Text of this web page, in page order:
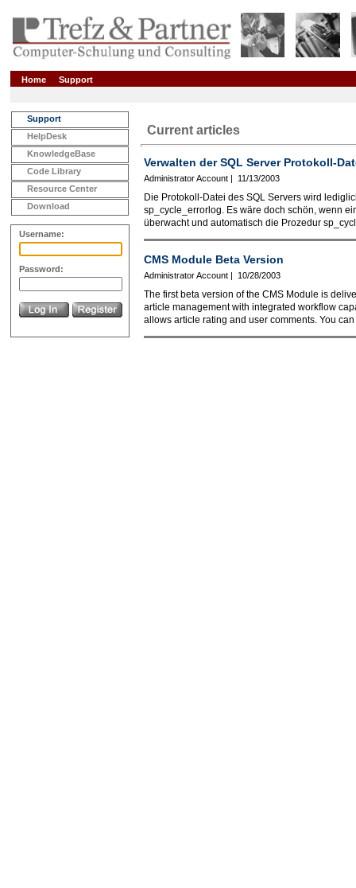
Home Support
Support
HelpDesk
KnowledgeBase
Code Library
Resource Center
Download
Username:
Password:
Current articles
Verwalten der SQL Server Protokoll-
Administrator Account | 11/13/2003
Die Protokoll-Datei des SQL Servers wird
sp_cycle_errorlog. Es wäre doch schön, wenn
überwacht und automatisch die Prozedur
CMS Module Beta Version
Administrator Account | 10/28/2003
The first beta version of the CMS Module is
article management with integrated workflow
allows article rating and user comments. You